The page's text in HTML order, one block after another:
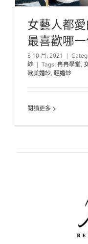
女藝人都
最喜歡哪一
3 10 月, 2021 |
紗 | Tags:冉冉學堂,
歐美婚紗, 輕婚紗
閱讀更多